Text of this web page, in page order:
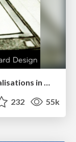
Designing Dashboards & Data Visualisations in Web Apps
232 55k